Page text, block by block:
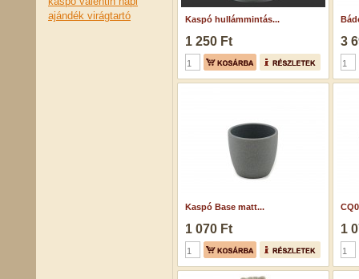
ajándék virágtartó Kaspó hullámmintás...
1 250 Ft 3
Kaspó Base matt...
1 070 Ft 1